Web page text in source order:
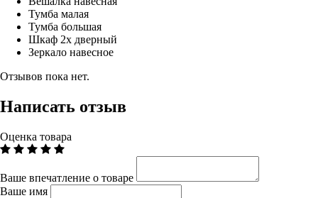
Тумба малая
Тумба большая
Шкаф 2х дверный
Зеркало навесное
Отзывов пока нет.
Написать отзыв
Оценка товара
Ваше впечатление о товаре
Ваше имя